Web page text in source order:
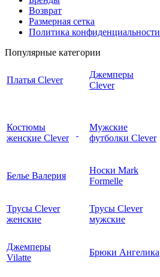
Возврат
Размерная сетка
Политика конфиденциальности
Популярные категории
Платья Clever
Джемперы
Clever
Костюмы
женские Clever
Мужские
футболки Clever
Белье Валерия
Носки Mark
Formelle
Трусы Clever
женские
Трусы Clever
мужские
Джемперы
Vilatte
Брюки Ангелика